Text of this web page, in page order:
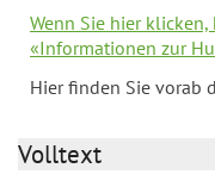
Wenn Sie hier
«Informationen zur
Hier finden Sie vorab
Volltext